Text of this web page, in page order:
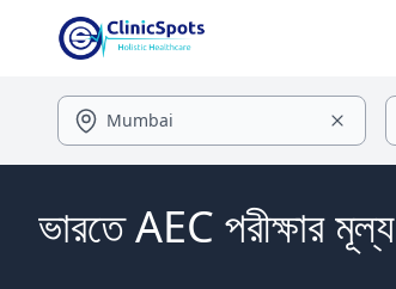
ভারতে AEC পরীক্ষার মূল্য